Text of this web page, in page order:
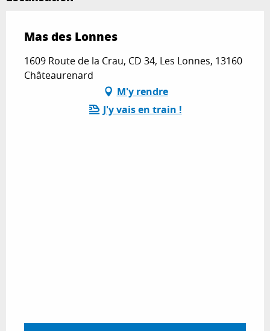
Mas des Lonnes
1609 Route de la Crau, CD 34, Les Lonnes, 13160
Châteaurenard
M'y rendre
J'y vais en train !